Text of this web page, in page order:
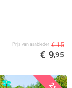
Prijs van aanbieder € 15
€ 9,95